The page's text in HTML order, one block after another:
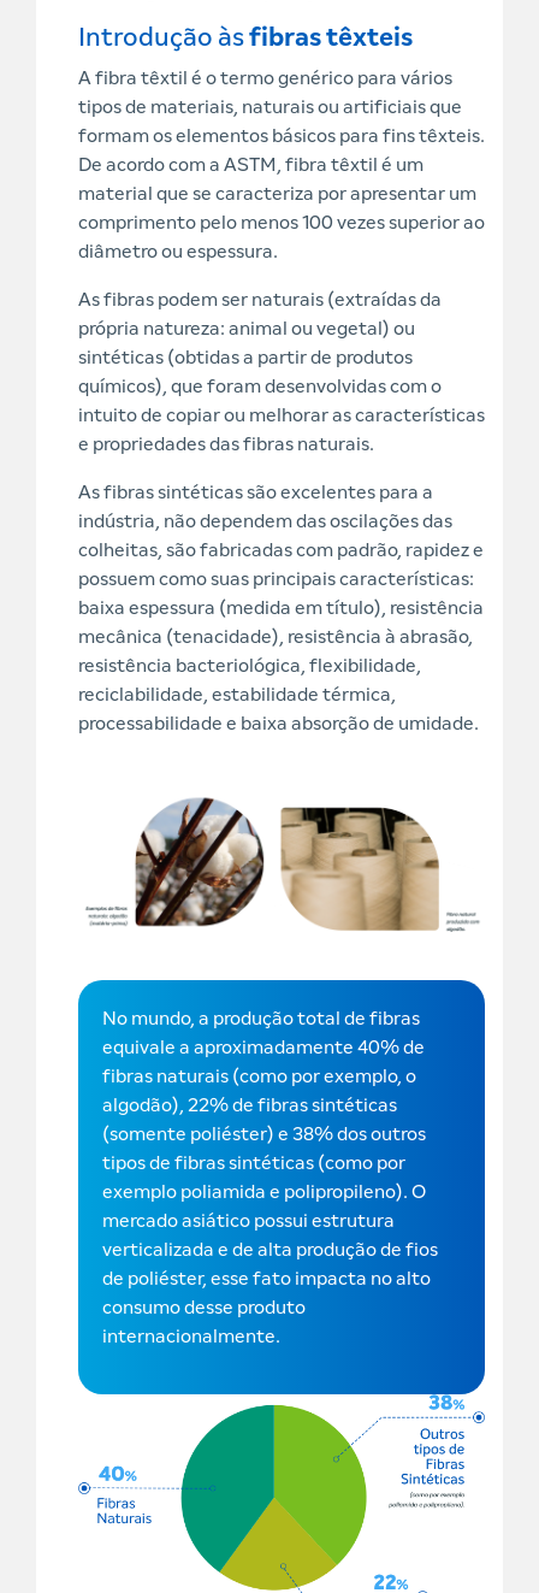
Introdução àsfibras têxteis
A fibra têxtil é o termo genérico para vários
tipos de materiais, naturais ou artificiais que
formam os elementos básicos para fins têxteis.
De acordo com a ASTM, fibra têxtil é um
material que se caracteriza por apresentar um
comprimento pelo menos 100 vezes superior ao
diâmetro ou espessura.
As fibras podem ser naturais (extraídas da
própria natureza: animal ou vegetal) ou
sintéticas (obtidas a partir de produtos
químicos), que foram desenvolvidas com o
intuito de copiar ou melhorar as características
e propriedades das fibras naturais.
As fibras sintéticas são excelentes para a
indústria, não dependem das oscilações das
colheitas, são fabricadas com padrão, rapidez e
possuem como suas principais características:
baixa espessura (medida em título), resistência
mecânica (tenacidade), resistência à abrasão,
resistência bacteriológica, flexibilidade,
reciclabilidade, estabilidade térmica,
processabilidade e baixa absorção de umidade.
No mundo, a produção total de fibras
equivale a aproximadamente 40% de
fibras naturais (como por exemplo, o
algodão), 22% de fibras sintéticas
(somente poliéster) e 38% dos outros
tipos de fibras sintéticas (como por
exemplo poliamida e polipropileno). O
mercado asiático possui estrutura
verticalizada e de alta produção de fios
de poliéster, esse fato impacta no alto
consumo desse produto
internacionalmente.